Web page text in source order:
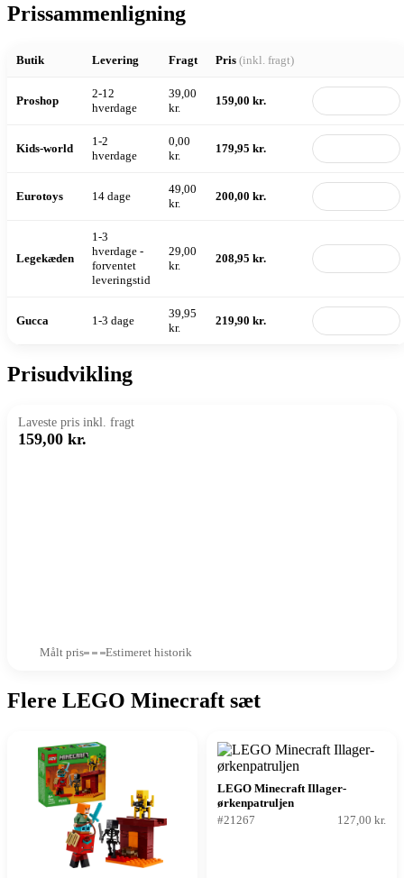
Prissammenligning
Butik Levering Fragt Pris (inkl. fragt)
Proshop
2-12
hverdage
39,00
kr.
159,00 kr.
Kids-world
1-2
hverdage
0,00
kr.
179,95 kr.
Eurotoys 14 dage
49,00
kr.
200,00 kr.
Legekæden
1-3
hverdage -
forventet
leveringstid
29,00
kr.
208,95 kr.
Gucca 1-3 dage
39,95
kr.
219,90 kr.
Prisudvikling
Laveste pris inkl. fragt
159,00 kr.
Målt pris Estimeret historik
Flere LEGO Minecraft sæt
LEGO Minecraft Illager-
ørkenpatruljen
#21267
127,00 kr.